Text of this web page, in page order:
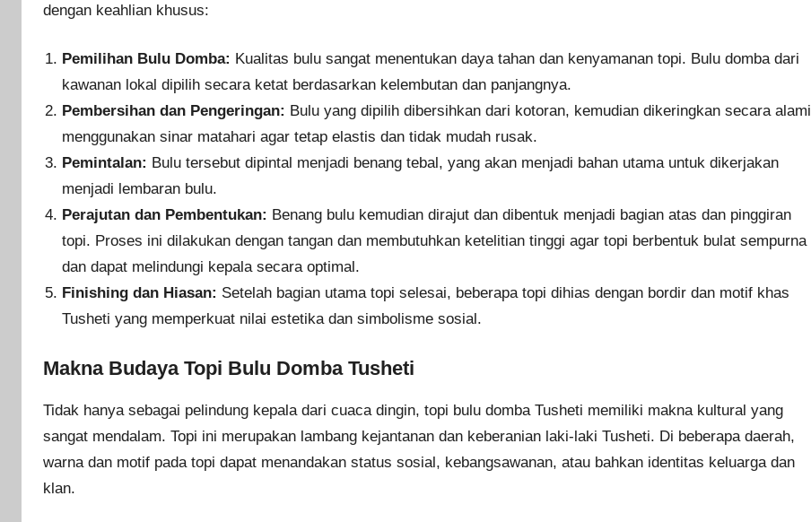
dengan keahlian khusus:
Pemilihan Bulu Domba: Kualitas bulu sangat menentukan daya tahan dan kenyamanan topi. Bulu domba dari
kawanan lokal dipilih secara ketat berdasarkan kelembutan dan panjangnya.
Pembersihan dan Pengeringan: Bulu yang dipilih dibersihkan dari kotoran, kemudian dikeringkan secara alami
menggunakan sinar matahari agar tetap elastis dan tidak mudah rusak.
Pemintalan: Bulu tersebut dipintal menjadi benang tebal, yang akan menjadi bahan utama untuk dikerjakan
menjadi lembaran bulu.
Perajutan dan Pembentukan: Benang bulu kemudian dirajut dan dibentuk menjadi bagian atas dan pinggiran
topi. Proses ini dilakukan dengan tangan dan membutuhkan ketelitian tinggi agar topi berbentuk bulat sempurna
dan dapat melindungi kepala secara optimal.
Finishing dan Hiasan: Setelah bagian utama topi selesai, beberapa topi dihias dengan bordir dan motif khas
Tusheti yang memperkuat nilai estetika dan simbolisme sosial.
Makna Budaya Topi Bulu Domba Tusheti
Tidak hanya sebagai pelindung kepala dari cuaca dingin, topi bulu domba Tusheti memiliki makna kultural yang
sangat mendalam. Topi ini merupakan lambang kejantanan dan keberanian laki-laki Tusheti. Di beberapa daerah,
warna dan motif pada topi dapat menandakan status sosial, kebangsawanan, atau bahkan identitas keluarga dan
klan.